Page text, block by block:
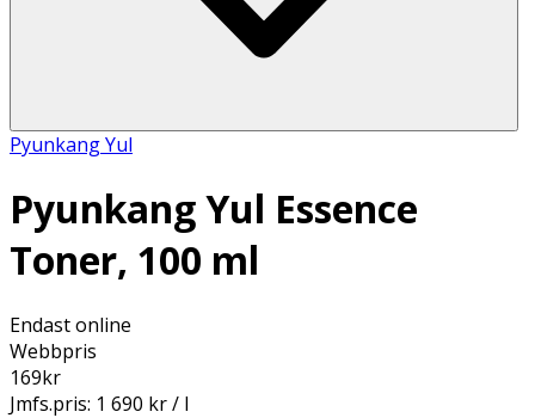
Pyunkang Yul
Pyunkang Yul Essence
Toner, 100 ml
Endast online
Webbpris
169kr
Jmfs.pris: 1 690 kr / l